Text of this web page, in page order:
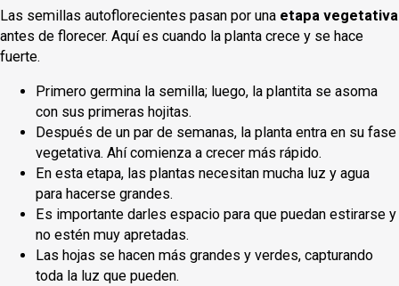
Las semillas autoflorecientes pasan por una etapa vegetativa
antes de florecer. Aquí es cuando la planta crece y se hace
fuerte.
Primero germina la semilla; luego, la plantita se asoma
con sus primeras hojitas.
Después de un par de semanas, la planta entra en su fase
vegetativa. Ahí comienza a crecer más rápido.
En esta etapa, las plantas necesitan mucha luz y agua
para hacerse grandes.
Es importante darles espacio para que puedan estirarse y
no estén muy apretadas.
Las hojas se hacen más grandes y verdes, capturando
toda la luz que pueden.